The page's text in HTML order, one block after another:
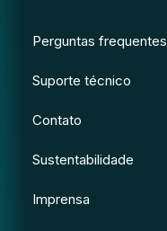
Perguntas frequentes
Suporte técnico
Contato
Sustentabilidade
Imprensa